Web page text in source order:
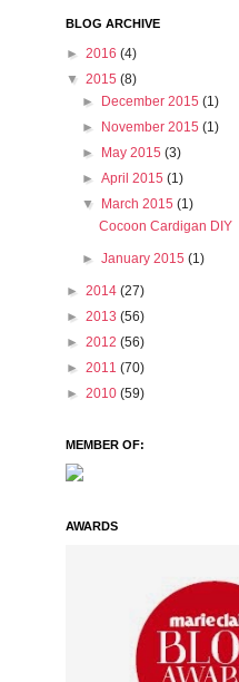
BLOG ARCHIVE
► 2016 (4)
▼ 2015 (8)
►
December 2015(1)
►
November 2015(1)
►
May 2015(3)
►April 2015(1)
▼
March 2015(1)
Cocoon Cardigan DIY
►January 2015(1)
► 2014 (27)
► 2013 (56)
► 2012 (56)
► 2011 (70)
► 2010 (59)
MEMBER OF:
AWARDS